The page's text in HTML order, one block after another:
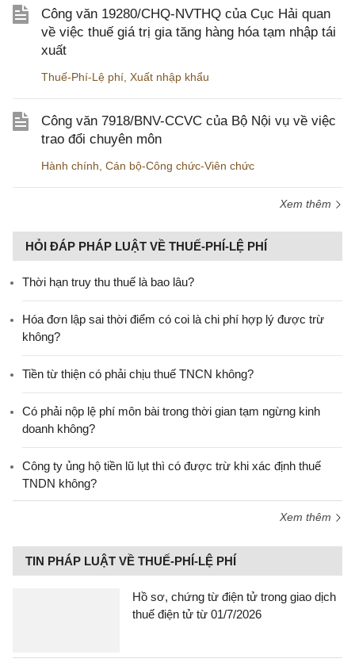
Công văn 19280/CHQ-NVTHQ của Cục Hải quan
về việc thuế giá trị gia tăng hàng hóa tạm nhập tái
xuất
Thuế-Phí-Lệ phí Xuất nhập khẩu
Công văn 7918/BNV-CCVC của Bộ Nội vụ về việc
trao đổi chuyên môn
Hành chính Cán bộ-Công chức-Viên chức
Xem thêm
HỎI ĐÁP PHÁP LUẬT VỀ THUẾ-PHÍ-LỆ PHÍ
Thời hạn truy thu thuế là bao lâu?
Hóa đơn lập sai thời điểm có coi là chi phí hợp lý được trừ
không?
Tiền từ thiện có phải chịu thuế TNCN không?
Có phải nộp lệ phí môn bài trong thời gian tạm ngừng kinh
doanh không?
Công ty ủng hộ tiền lũ lụt thì có được trừ khi xác định thuế
TNDN không?
Xem thêm
TIN PHÁP LUẬT VỀ THUẾ-PHÍ-LỆ PHÍ
Hồ sơ, chứng từ điện tử trong giao dịch
thuế điện tử từ 01/7/2026